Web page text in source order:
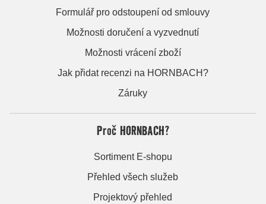
Formulář pro odstoupení od smlouvy
Možnosti doručení a vyzvednutí
Možnosti vrácení zboží
Jak přidat recenzi na HORNBACH?
Záruky
Proč HORNBACH?
Sortiment E-shopu
Přehled všech služeb
Projektový přehled